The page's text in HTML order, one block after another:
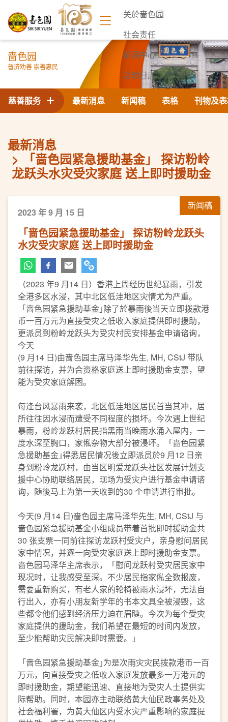
关於啬色园
社会责任
新闻中心
活动日志
联络我们
啬色园
普济劝善 崇善惠民
最新消息 新闻稿 表格 刊物及
慈善服务
最新消息
「啬色园紧急援助基金」 探访粉岭
龙跃头水灾受灾家庭 送上即时援助金
新闻稿
2023 年 9 月 15 日
「啬色园紧急援助基金」 探访粉岭龙跃头
水灾受灾家庭 送上即时援助金
（2023 年9 月14 日）香港上周经历世纪暴雨，引发
全港多区水浸，其中北区低洼地区灾情尤为严重。
「啬色园紧急援助基金｣除了於暴雨後当天立即拨款港
币一百万元为直接受灾之低收入家庭提供即时援助，
更派员到粉岭龙跃头为受灾村民安排基金申请谘询，
今天
(9 月14 日)由啬色园主席马泽华先生, MH, CStJ 带队
前往探访，并为合资格家庭送上即时援助金支票，望
能为受灾家庭解困。
每逢台风暴雨来袭，北区低洼地区居民首当其冲，居
所往往因水浸而遭受不同程度的损坏。今次遇上世纪
暴雨，粉岭龙跃村居民指黑雨当晚雨水涌入屋内，一
度水深至胸口，家俬杂物大部分被浸坏。「啬色园紧
急援助基金｣得悉居民情况後立即派员於9 月12 日亲
身到粉岭龙跃村，由当区明爱龙跃头社区发展计划支
援中心协助联络居民，现场为受灾户进行基金申请谘
询，随後马上为第一天收到的30 个申请进行审批。
今天(9 月14 日)啬色园主席马泽华先生, MH, CStJ 与
啬色园紧急援助基金小组成员带着首批即时援助金共
30 张支票一同前往探访龙跃村受灾户，亲身慰问居民
家中情况，并逐一向受灾家庭送上即时援助金支票。
啬色园马泽华主席表示，「慰问龙跃村受灾居民家中
现况时，让我感受至深。不少居民指家俬全数报废，
需要重新购买，有老人家的轮椅被雨水浸坏，无法自
行出入，亦有小朋友新学年的书本文具全被浸毁，这
些都令他们感到经济压力迫在眉睫。今次为每个受灾
家庭提供的援助金，我们希望在最短的时间内发放，
至少能帮助灾民解决即时需要。」
「啬色园紧急援助基金｣为是次雨灾灾民拨款港币一百
万元，向直接受灾之低收入家庭发放最多一万港元的
即时援助金，期望能迅速、直接地为受灾人士提供实
际帮助。同时，本园亦主动联络黄大仙民政事务处及
社会福利署，为黄大仙区内受水灾严重影响的家庭提